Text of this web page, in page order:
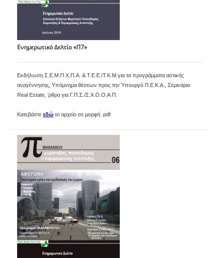
Ενημερωτικό Δελτίο «Π7»
Εκδήλωση Σ.Ε.Μ.Π.Χ.Π.Α. & Τ.Ε.Ε./Τ.Κ.Μ για τα προγράμματα αστικής
αναγέννησης, Υπόμνημα θέσεων προς την Υπουργό Π.Ε.Κ.Α., Σεμινάριο
Real Estate, ʼρθρα για Γ.Π.Σ./Σ.Χ.Ο.Ο.Α.Π.
Κατεβάστε εδώ το αρχείο σε μορφή .pdf